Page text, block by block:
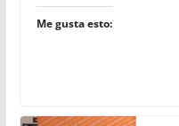
Me gusta esto: